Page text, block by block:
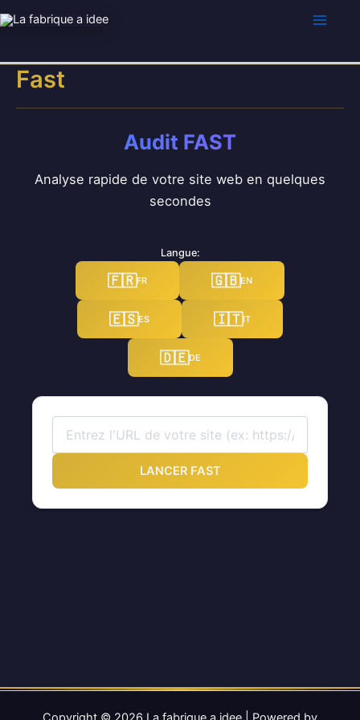
au
Fast
Audit FAST
Analyse rapide de votre site web en quelques
secondes
Langue:
🇫🇷FR 🇬🇧EN
🇪🇸ES 🇮🇹IT
🇩🇪DE
LANCER FAST